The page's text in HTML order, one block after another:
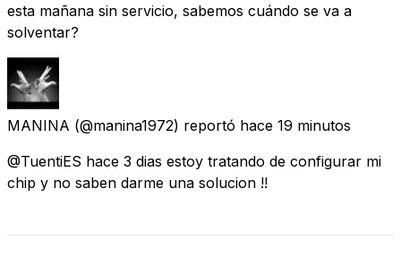
esta mañana sin servicio, sabemos cuándo se va a
solventar?
MANINA (@manina1972) reportó hace 19 minutos
@TuentiES hace 3 dias estoy tratando de configurar mi
chip y no saben darme una solucion !!